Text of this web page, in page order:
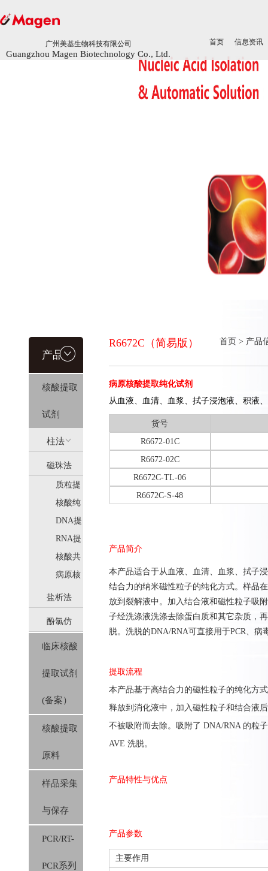
广州美基生物科技有限公司
Guangzhou Magen Biotechnology Co., Ltd.
首页 信息资讯
广州美基生物科技有限公司
Guangzhou Magen Biotechnology Co., Ltd.
首页 信息资讯
产品信
息
核酸提取
试剂
柱法
(HiPure)
磁珠法
质粒提
取
核酸纯
化
DNA提
取
RNA提
取
核酸共
提取
病原核
酸提取
盐析法
(SolPure)
酚氯仿
(Trizol系
列）
临床核酸
提取试剂
(备案）
核酸提取
原料
样品采集
与保存
PCR/RT-
PCR系列
R6672C（简易版） 首页 > 产品
病原核酸提取纯化试剂
从血液、血清、血浆、拭子浸泡液、积液
货号
R6672-01C
R6672-02C
R6672C-TL-06
R6672C-S-48
产品简介
本产品适合于从血液、血清、血浆、拭子
结合力的纳米磁性粒子的纯化方式。样品
放到裂解液中。加入结合液和磁性粒子吸
子经洗涤液洗涤去除蛋白质和其它杂质，
脱。洗脱的DNA/RNA可直接用于PCR、病
提取流程
本产品基于高结合力的磁性粒子的纯化方
释放到消化液中，加入磁性粒子和结合液
不被吸附而去除。吸附了 DNA/RNA 的粒
AVE 洗脱。
产品特性与优点
产品参数
主要作用